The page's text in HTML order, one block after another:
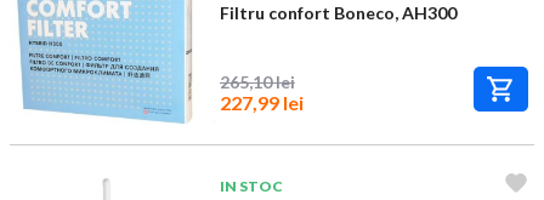
Filtru confort Boneco, AH300
265,10 lei
227,99 lei
IN STOC